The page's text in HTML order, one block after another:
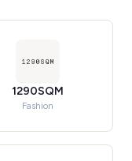
1290SQM
Fashion